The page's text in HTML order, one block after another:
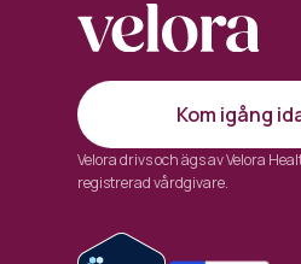
Kom igång
Velora drivs och ägs av Velora
registrerad vårdgivare.